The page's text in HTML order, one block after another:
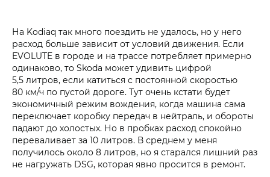
На Kodiaq так много поездить не удалось, но у него
расход больше зависит от условий движения. Если
EVOLUTE в городе и на трассе потребляет примерно
одинаково, то Skoda может удивить цифрой
5,5 литров, если катиться с постоянной скоростью
80 км/ч по пустой дороге. Тут очень кстати будет
экономичный режим вождения, когда машина сама
переключает коробку передач в нейтраль, и обороты
падают до холостых. Но в пробках расход спокойно
переваливает за 10 литров. В среднем у меня
получилось около 8 литров, но я старался лишний раз
не нагружать DSG, которая явно просится в ремонт.